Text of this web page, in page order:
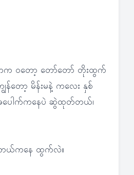
က ဝတော့ တော်တော် တိုးထွက်
န်တော့ မိန်းမနဲ့ ကလေး နှစ်
ေါက်ကနေပဲ ဆွဲထုတ်တယ်၊
ယ်ကနေ ထွက်လဲ။